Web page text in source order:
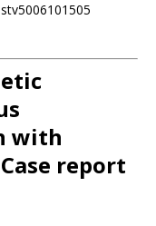
with
report